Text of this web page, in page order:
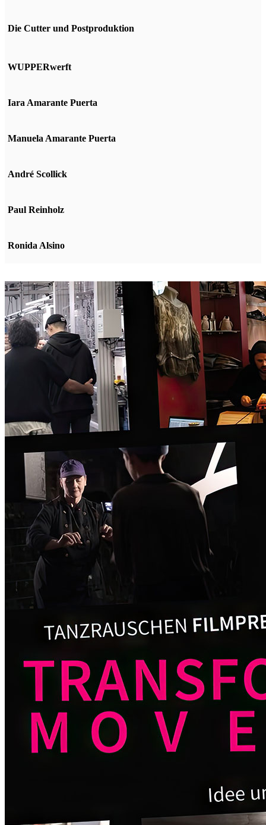
Die Cutter und Postproduktion
WUPPERwerft
Iara Amarante Puerta
Manuela Amarante Puerta
André Scollick
Paul Reinholz
Ronida Alsino